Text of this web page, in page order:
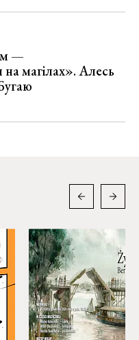
—
магілах». Алесь